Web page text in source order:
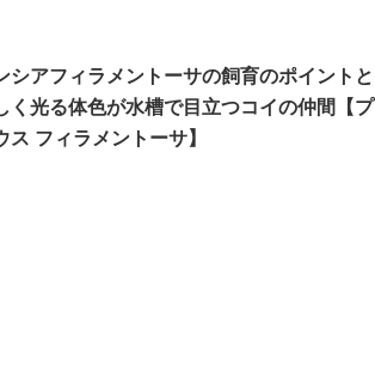
シアフィラメントーサの飼育のポイントと
く光る体色が水槽で目立つコイの仲間【プ
ス フィラメントーサ】